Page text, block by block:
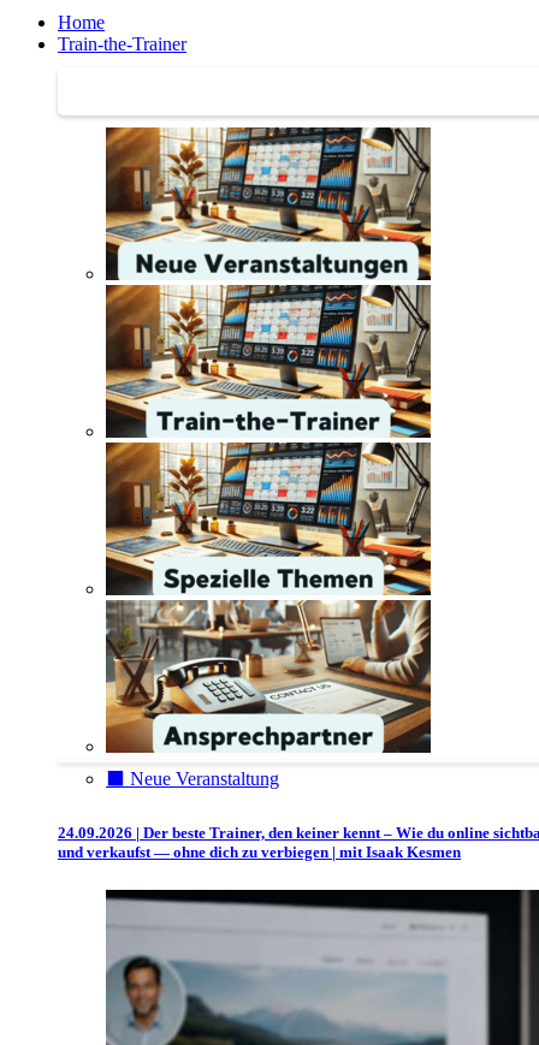
Home
Train-the-Trainer
⬛️ Neue Veranstaltung
24.09.2026 | Der beste Trainer, den keiner kennt – Wie du online
und verkaufst — ohne dich zu verbiegen | mit Isaak Kesmen